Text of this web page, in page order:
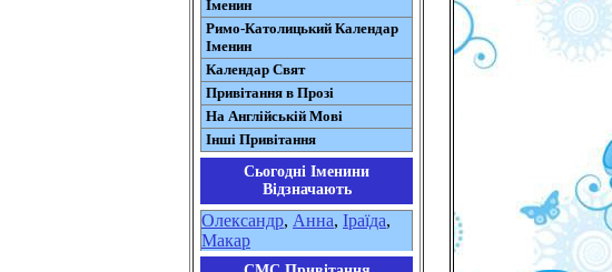
Іменин
Римо-Католицький Календар
Іменин
Календар Свят
Привітання в Прозі
На Англійській Мові
Інші Привітання
Сьогодні Іменини
Відзначають
Олександр, Анна, Іраїда,
Макар